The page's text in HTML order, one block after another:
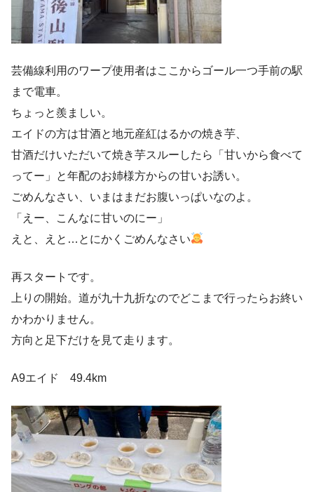
芸備線利用のワープ使用者はここからゴール一つ手前の駅
まで電車。
ちょっと羨ましい。
エイドの方は甘酒と地元産紅はるかの焼き芋、
甘酒だけいただいて焼き芋スルーしたら「甘いから食べて
ってー」と年配のお姉様方からの甘いお誘い。
ごめんなさい、いまはまだお腹いっぱいなのよ。
「えー、こんなに甘いのにー」
えと、えと…とにかくごめんなさい
再スタートです。
上りの開始。道が九十九折なのでどこまで行ったらお終い
かわかりません。
方向と足下だけを見て走ります。
A9エイド 49.4km